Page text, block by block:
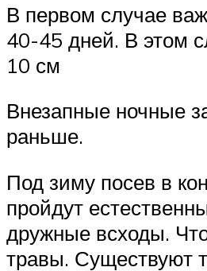
В первом случае
40-45 дней. В этом
10 см
Внезапные ночные
раньше.
Под зиму посев в
пройдут
дружные всходы.
травы. Существуют